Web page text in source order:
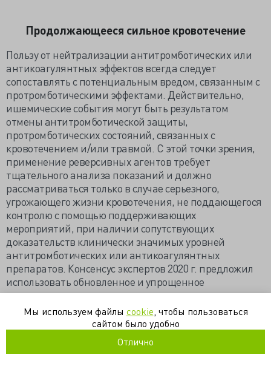
Продолжающееся сильное кровотечение
Пользу от нейтрализации антитромботических или
антикоагулянтных эффектов всегда следует
сопоставлять с потенциальным вредом, связанным с
протромботическими эффектами. Действительно,
ишемические события могут быть результатом
отмены антитромботической защиты,
протромботических состояний, связанных с
кровотечением и/или травмой. С этой точки зрения,
применение реверсивных агентов требует
тщательного анализа показаний и должно
рассматриваться только в случае серьезного,
угрожающего жизни кровотечения, не поддающегося
контролю с помощью поддерживающих
мероприятий, при наличии сопутствующих
доказательств клинически значимых уровней
антитромботических или антикоагулянтных
препаратов. Консенсус экспертов 2020 г. предложил
использовать обновленное и упрощенное
определение массивного кровотечения для
пациентов, принимающих антитромботические
препараты, которое включает кровотечение,
возникающее в критической области или органе (т.е.
Мы используем файлы cookie , чтобы пользоваться
сайтом было удобно
Отлично